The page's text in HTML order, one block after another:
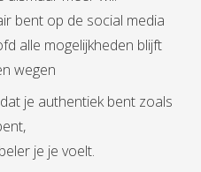
bent op de social media
alle mogelijkheden blijft
wegen
je authentiek bent zoals
je je voelt.